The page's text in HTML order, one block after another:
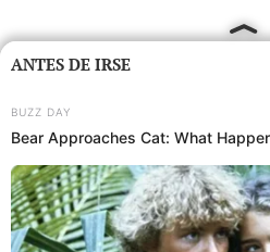
ANTES DE IRSE